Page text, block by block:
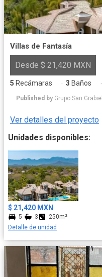
Villas de Fantasía
Desde $ 21,420 MXN
5 Recámaras · 3 Baños ·
Published by Grupo San Grabiel
Ver detalles del proyecto
Unidades disponibles:
$ 21,420 MXN
5 3
250m²
Detalle de unidad